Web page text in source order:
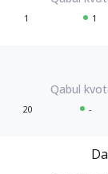
1 1
20 -